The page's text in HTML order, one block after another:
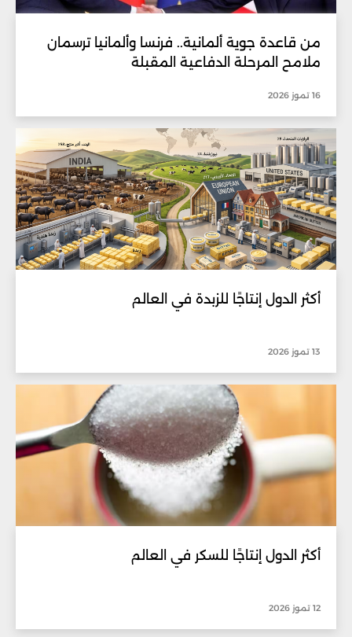
من قاعدة جوية ألمانية.. فرنسا وألمانيا ترسمان
ملامح المرحلة الدفاعية المقبلة
16 تموز 2026
أكثر الدول إنتاجًا للزبدة في العالم
13 تموز 2026
أكثر الدول إنتاجًا للسكر في العالم
12 تموز 2026